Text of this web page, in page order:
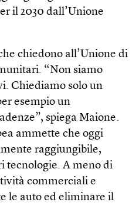
il 2030 dall’Unione
chiedono all’Unione di
“Non siamo
Chiediamo solo un
esempio un
spiega Maione.
ammette che oggi
raggiungibile,
tecnologie. A meno di
commerciali e
le auto ed eliminare il